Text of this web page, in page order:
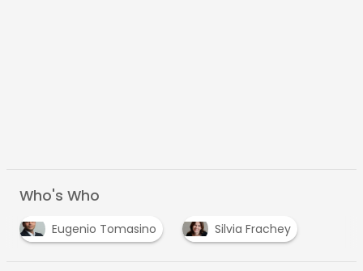
Who's Who
Eugenio Tomasino Silvia Frachey